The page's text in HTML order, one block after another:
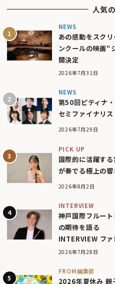
人気
NEWS
あの感動をスク
ンクールの映画“
開決定
2026年7月31日
NEWS
第50回ピティナ
セミファイナリ
2026年7月29日
PICK UP
国際的に活躍す
が奏でる極上の響
2026年8月2日
INTERVIEW
神戸国際フルー
の期待を語る
INTERVIEW フ
2026年7月28日
FROM編集部
2026年夏休み 親